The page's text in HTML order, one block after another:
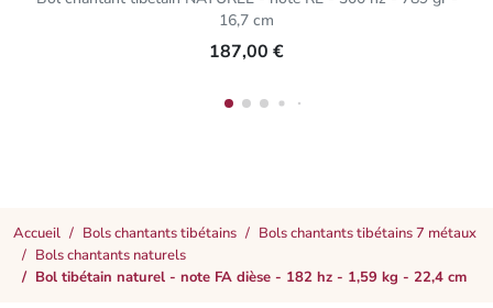
16,7 cm
187,00 €
Accueil Bols chantants tibétains
Bols chantants tibétains 7 métaux
Bols chantants naturels
Bol tibétain naturel - note FA dièse - 182 hz - 1,59 kg - 22,4 cm